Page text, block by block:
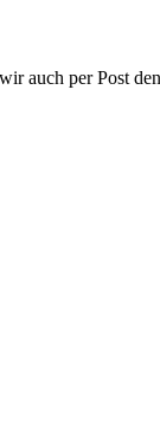
auch per Post